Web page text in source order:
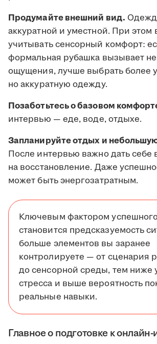
Продумайте внешний вид.
аккуратной и уместной. При этом
учитывать сенсорный комфорт:
формальная рубашка вызывает
ощущения, лучше выбрать более
но аккуратную одежду.
Позаботьтесь о базовом
интервью — еде, воде, отдыхе.
Запланируйте отдых и
После интервью важно дать себе
на восстановление. Даже
может быть энергозатратным.
Ключевым фактором
становится предсказуемость
больше элементов вы заранее
контролируете — от сценария
до сенсорной среды, тем ниже
стресса и выше вероятность
реальные навыки.
Главное о подготовке к